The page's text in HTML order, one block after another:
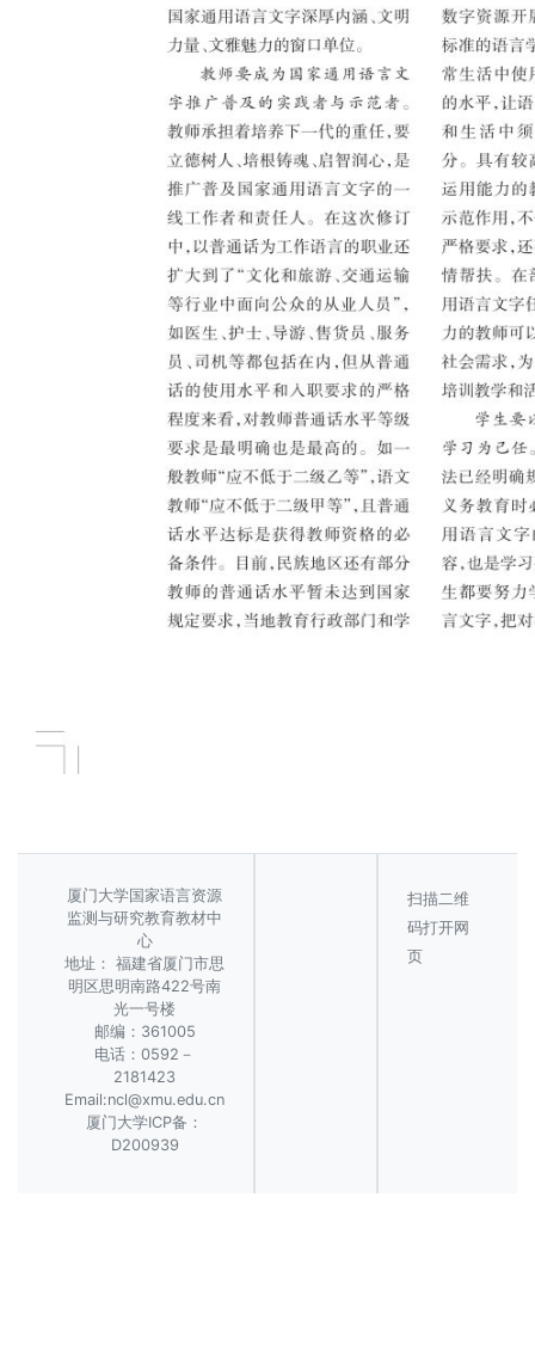
厦门大学国家语言资源
监测与研究教育教材中
心
地址： 福建省厦门市思
明区思明南路422号南
光一号楼
邮编：361005
电话：0592－
2181423
Email:ncl@xmu.edu.cn
厦门大学ICP备：
D200939
扫描二维
码打开网
页